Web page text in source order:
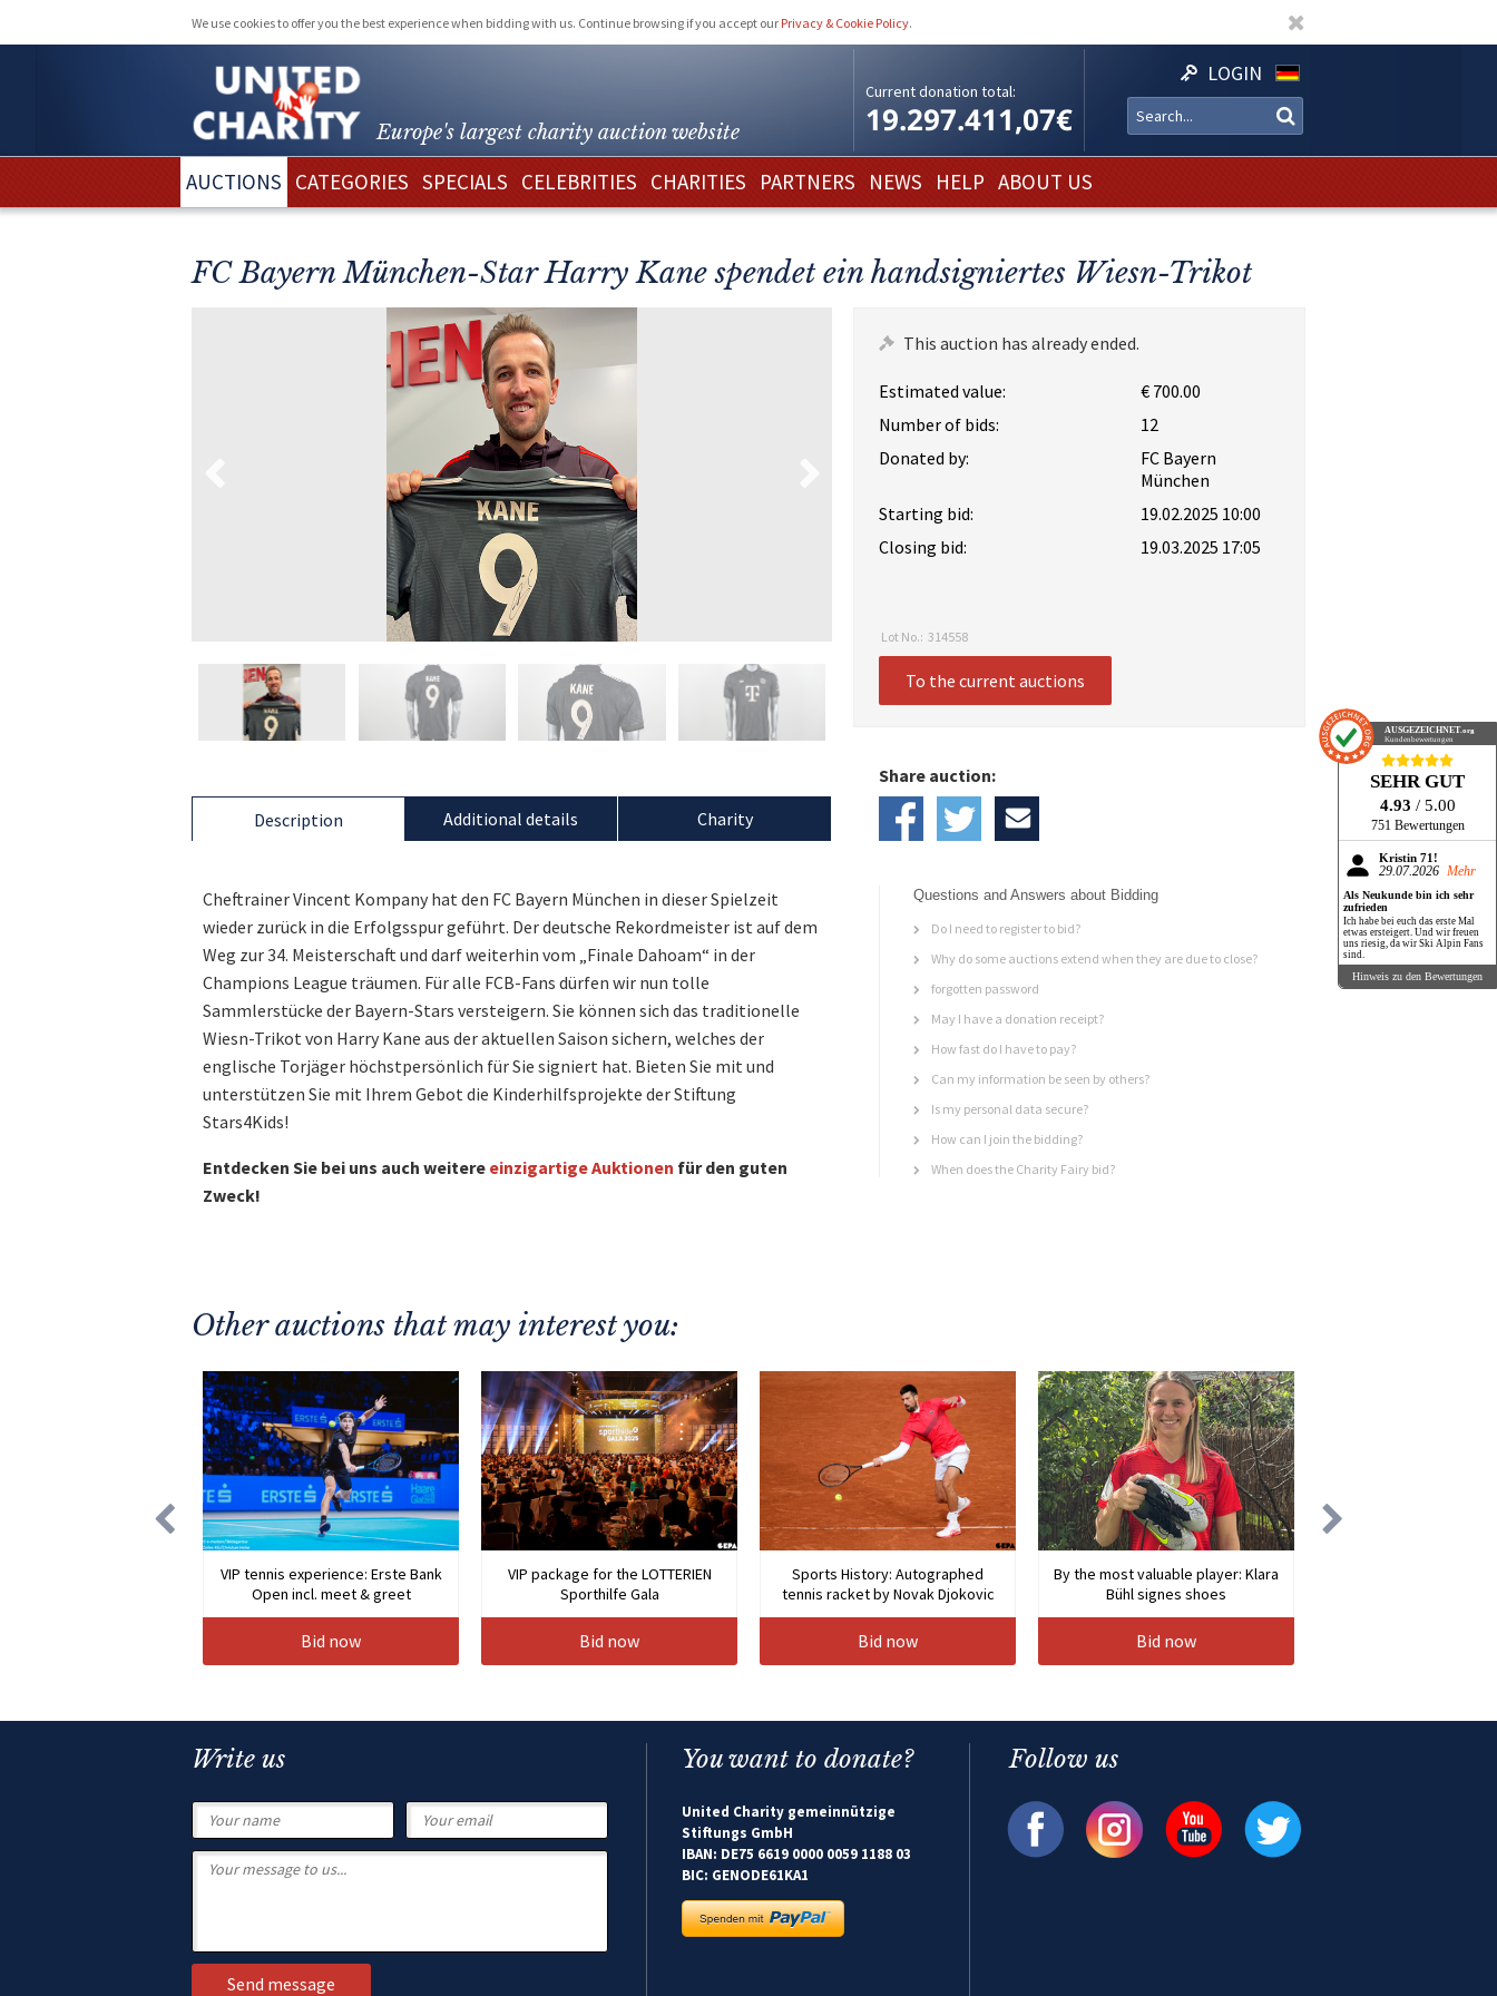
We use cookies to offer you the best experience when bidding with us. Continue browsing if you accept our Privacy & Cookie Policy.
Europe's largest charity auction website
Current donation total:
19.297.411,07€
LOGIN
AUCTIONS CATEGORIES SPECIALS CELEBRITIES CHARITIES PARTNERS NEWS HELP ABOUT US
FC Bayern München-Star Harry Kane spendet ein handsigniertes Wiesn-Trikot
This auction has already ended.
Estimated value:
€ 700.00
Number of bids:
12
Donated by:
FC Bayern
München
Starting bid:
19.02.2025 10:00
Closing bid:
19.03.2025 17:05
Lot No.: 314558
To the current auctions
Description
Cheftrainer Vincent Kompany hat den FC Bayern München in dieser Spielzeit
wieder zurück in die Erfolgsspur geführt. Der deutsche Rekordmeister ist auf dem
Weg zur 34. Meisterschaft und darf weiterhin vom „Finale Dahoam“ in der
Champions League träumen. Für alle FCB-Fans dürfen wir nun tolle
Sammlerstücke der Bayern-Stars versteigern. Sie können sich das traditionelle
Wiesn-Trikot von Harry Kane aus der aktuellen Saison sichern, welches der
englische Torjäger höchstpersönlich für Sie signiert hat. Bieten Sie mit und
unterstützen Sie mit Ihrem Gebot die Kinderhilfsprojekte der Stiftung
Stars4Kids!
Entdecken Sie bei uns auch weitere einzigartige Auktionen für den guten
Zweck!
Additional details Charity
Share auction:
Questions and Answers about Bidding
Do I need to register to bid?
Why do some auctions extend when they are due to close?
forgotten password
May I have a donation receipt?
How fast do I have to pay?
Can my information be seen by others?
Is my personal data secure?
How can I join the bidding?
When does the Charity Fairy bid?
Other auctions that may interest you:
VIP tennis experience: Erste Bank
Open incl. meet & greet
Bid now
VIP package for the LOTTERIEN
Sporthilfe Gala
Bid now
Sports History: Autographed
tennis racket by Novak Djokovic
Bid now
By the most valuable player: Klara
Bühl signes shoes
Bid now
Write us You want to donate?
United Charity gemeinnützige
Stiftungs GmbH
IBAN: DE75 6619 0000 0059 1188 03
BIC: GENODE61KA1
Follow us
AUSGEZEICHNET.org
Kundenbewertungen
SEHR GUT
4.93 / 5.00
751 Bewertungen
Kristin 71!
29.07.2026 Mehr
Als Neukunde bin ich sehr
zufrieden
Ich habe bei euch das erste Mal
etwas ersteigert. Und wir freuen
uns riesig, da wir Ski Alpin Fans
sind.
Hinweis zu den Bewertungen